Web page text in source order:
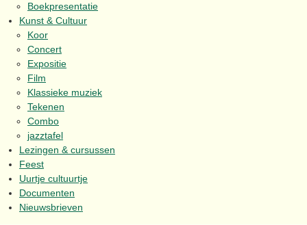
Boekpresentatie
Kunst & Cultuur
Koor
Concert
Expositie
Film
Klassieke muziek
Tekenen
Combo
jazztafel
Lezingen & cursussen
Feest
Uurtje cultuurtje
Documenten
Nieuwsbrieven